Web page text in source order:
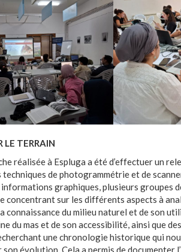
LE TERRAIN
réalisée à Espluga a été d’effectuer un
techniques de photogrammétrie et de
informations graphiques, plusieurs groupes
concentrant sur les différents aspects à
connaissance du milieu naturel et de son
du mas et de son accessibilité, ainsi que
une chronologie historique qui
évolution. Cela a permis de documenter